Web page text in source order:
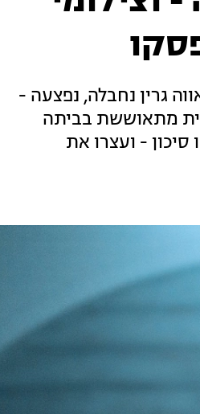
גרין נחבלה, נפצעה -
מתאוששת בביתה
- ועצרו את